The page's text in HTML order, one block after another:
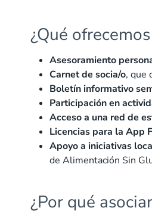
¿Qué
Asesoramiento
Carnet de socia/o, que
Boletín informativo
Participación en
Acceso a una red de
Licencias para la App
Apoyo a iniciativas
de Alimentación Sin
¿Por qué